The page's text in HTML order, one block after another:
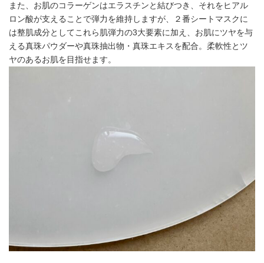
また、お肌のコラーゲンはエラスチンと結びつき、それをヒアル
ロン酸が支えることで弾力を維持しますが、２番シートマスクに
は整肌成分としてこれら肌弾力の3大要素に加え、お肌にツヤを与
える真珠パウダーや真珠抽出物・真珠エキスを配合。柔軟性とツ
ヤのあるお肌を目指せます。